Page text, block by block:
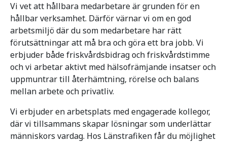
Vi vet att hållbara medarbetare är grunden för en
hållbar verksamhet. Därför värnar vi om en god
arbetsmiljö där du som medarbetare har rätt
förutsättningar att må bra och göra ett bra jobb. Vi
erbjuder både friskvårdsbidrag och friskvårdstimme
och vi arbetar aktivt med hälsofrämjande insatser och
uppmuntrar till återhämtning, rörelse och balans
mellan arbete och privatliv.
Vi erbjuder en arbetsplats med engagerade kollegor,
där vi tillsammans skapar lösningar som underlättar
människors vardag. Hos Länstrafiken får du möjlighet